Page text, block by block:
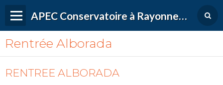
APEC Conservatoire à Rayonnement Régional de Versailles Grand Parc
Rentrée Alborada
RENTREE ALBORADA